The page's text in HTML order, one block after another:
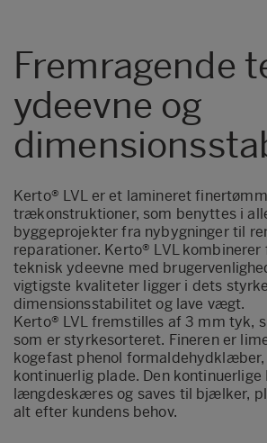
Fremragende
ydeevne og
Kerto® LVL er et lamineret
trækonstruktioner, som benyttes i
byggeprojekter fra nybygninger til
reparationer. Kerto® LVL kombinerer
teknisk ydeevne med
vigtigste kvaliteter ligger i dets
dimensionsstabilitet og lave vægt.
Kerto® LVL fremstilles af 3 mm tyk,
som er styrkesorteret. Fineren er
kogefast phenol formaldehydklæber,
kontinuerlig plade. Den kontinuerlige
længdeskæres og saves til bjælker,
alt efter kundens behov.